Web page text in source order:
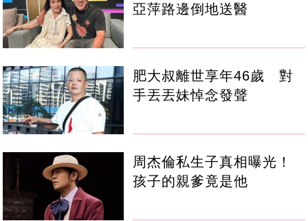
亞萍路邊倒地送醫
肥大叔離世享年46歲 對
手丟丟妹悼念發聲
周杰倫私生子真相曝光！
孩子的親爹竟是他